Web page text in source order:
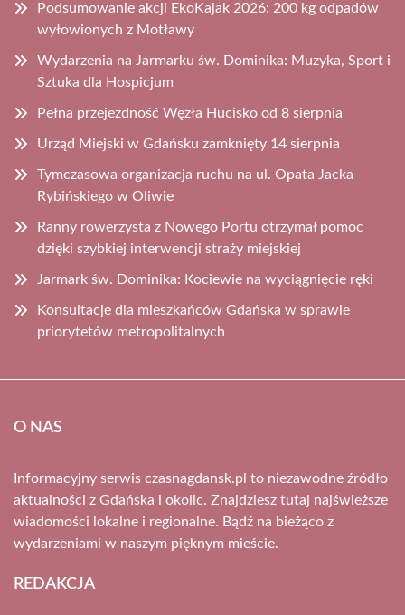
Podsumowanie akcji EkoKajak 2026: 200 kg odpadów
wyłowionych z Motławy
Wydarzenia na Jarmarku św. Dominika: Muzyka, Sport i
Sztuka dla Hospicjum
Pełna przejezdność Węzła Hucisko od 8 sierpnia
Urząd Miejski w Gdańsku zamknięty 14 sierpnia
Tymczasowa organizacja ruchu na ul. Opata Jacka
Rybińskiego w Oliwie
Ranny rowerzysta z Nowego Portu otrzymał pomoc
dzięki szybkiej interwencji straży miejskiej
Jarmark św. Dominika: Kociewie na wyciągnięcie ręki
Konsultacje dla mieszkańców Gdańska w sprawie
priorytetów metropolitalnych
O NAS
Informacyjny serwis czasnagdansk.pl to niezawodne źródło
aktualności z Gdańska i okolic. Znajdziesz tutaj najświeższe
wiadomości lokalne i regionalne. Bądź na bieżąco z
wydarzeniami w naszym pięknym mieście.
REDAKCJA